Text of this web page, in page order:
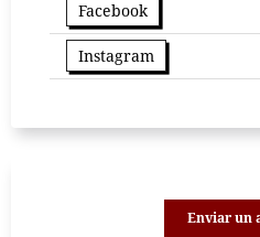
Facebook
Instagram
Enviar un